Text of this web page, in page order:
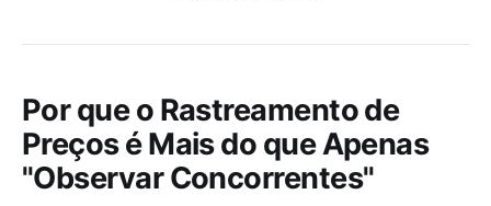
Por que o Rastreamento de
Preços é Mais do que Apenas
"Observar Concorrentes"